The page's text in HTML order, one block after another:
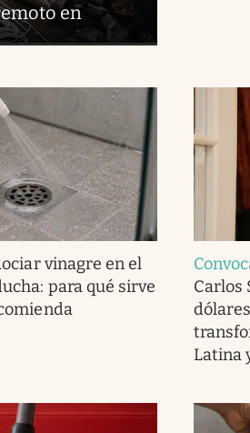
en
vinagre en el
para qué sirve
Carlos
Latina